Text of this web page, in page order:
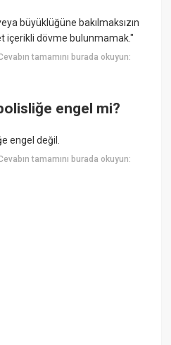
büyüklüğüne bakılmaksızın
içerikli dövme bulunmamak."
tamamını burada okuyun:
engel mi?
engel değil.
tamamını burada okuyun: